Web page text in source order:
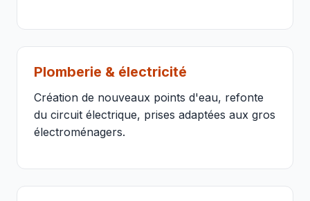
Plomberie & électricité
Création de nouveaux points d'eau, refonte
du circuit électrique, prises adaptées aux gros
électroménagers.